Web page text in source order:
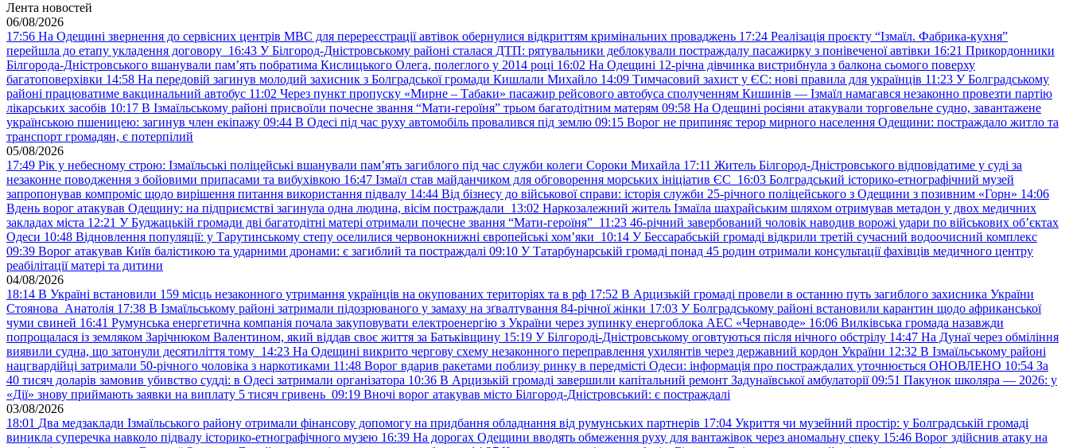
Лента новостей
06/08/2026
17:56 На Одещині звернення до сервісних центрів МВС для перереєстрації автівок обернулися відкриттям кримінальних проваджень 17:24 Реалізація проєкту “Ізмаїл. Фабрика-кухня”
перейшла до етапу укладення договору 16:43 У Білгород-Дністровському районі сталася ДТП: рятувальники деблокували постраждалу пасажирку з понівеченої автівки 16:21 Прикордонники
Білгорода-Дністровського вшанували пам’ять побратима Кислицького Олега, полеглого у 2014 році 16:02 На Одещині 12-річна дівчинка вистрибнула з балкона сьомого поверху
багатоповерхівки 14:58 На передовій загинув молодий захисник з Болградської громади Кишлали Михайло 14:09 Тимчасовий захист у ЄС: нові правила для українців 11:23 У Болградському
районі працюватиме вакцинальний автобус 11:02 Через пункт пропуску «Мирне – Табаки» пасажир рейсового автобуса сполученням Кишинів — Ізмаїл намагався незаконно провезти партію
лікарських засобів 10:17 В Ізмаїльському районі присвоїли почесне звання “Мати-героїня” трьом багатодітним матерям 09:58 На Одещині росіяни атакували торговельне судно, завантажене
українською пшеницею: загинув член екіпажу 09:44 В Одесі під час руху автомобіль провалився під землю 09:15 Ворог не припиняє терор мирного населення Одещини: постраждало житло та
транспорт громадян, є потерпілий
05/08/2026
17:49 Рік у небесному строю: Ізмаїльські поліцейські вшанували пам’ять загиблого під час служби колеги Сороки Михайла 17:11 Житель Білгород-Дністровського відповідатиме у суді за
незаконне поводження з бойовими припасами та вибухівкою 16:47 Ізмаїл став майданчиком для обговорення морських ініціатив ЄС 16:03 Болградський історико-етнографічний музей
запропонував компроміс щодо вирішення питання використання підвалу 14:44 Від бізнесу до військової справи: історія служби 25-річного поліцейського з Одещини з позивним «Горн» 14:06
Вдень ворог атакував Одещину: на підприємстві загинула одна людина, вісім постраждали 13:02 Наркозалежний житель Ізмаїла шахрайським шляхом отримував метадон у двох медичних
закладах міста 12:21 У Буджацькій громади дві багатодітні матері отримали почесне звання “Мати-героїня” 11:23 46-річний завербований чоловік наводив ворожі удари по військових обʼєктах
Одеси 10:48 Відновлення популяції: у Тарутинському степу оселилися червонокнижні європейські хом’яки 10:14 У Бессарабській громаді відкрили третій сучасний водоочисний комплекс
09:39 Ворог атакував Київ балістикою та ударними дронами: є загиблий та постраждалі 09:10 У Татарбунарській громаді понад 45 родин отримали консультації фахівців медичного центру
реабілітації матері та дитини
04/08/2026
18:14 В Україні встановили 159 місць незаконного утримання українців на окупованих територіях та в рф 17:52 В Арцизькій громаді провели в останню путь загиблого захисника України
Стоянова Анатолія 17:38 В Ізмаїльському районі затримали підозрюваного у замаху на зґвалтування 84-річної жінки 17:03 У Болградському районі встановили карантин щодо африканської
чуми свиней 16:41 Румунська енергетична компанія почала закуповувати електроенергію з України через зупинку енергоблока АЕС «Чернаводе» 16:06 Вилківська громада назавжди
попрощалася із земляком Зарічнюком Валентином, який віддав своє життя за Батьківщину 15:19 У Білгороді-Дністровському оговтуються після нічного обстрілу 14:47 На Дунаї через обміління
виявили судна, що затонули десятиліття тому 14:23 На Одещині викрито чергову схему незаконного переправлення ухилянтів через державний кордон України 12:32 В Ізмаїльському районі
нацгвардійці затримали 50-річного чоловіка з наркотиками 11:48 Ворог вдарив ракетами поблизу ринку в передмісті Одеси: інформація про постраждалих уточнюється ОНОВЛЕНО 10:54 За
40 тисяч доларів замовив убивство судді: в Одесі затримали організатора 10:36 В Арцизькій громаді завершили капітальний ремонт Задунаївської амбулаторії 09:51 Пакунок школяра — 2026: у
«Дії» знову приймають заявки на виплату 5 тисяч гривень 09:19 Вночі ворог атакував місто Білгород-Дністровський: є постраждалі
03/08/2026
18:01 Два медзаклади Ізмаїльського району отримали фінансову допомогу на придбання обладнання від румунських партнерів 17:04 Укриття чи музейний простір: у Болградській громаді
виникла суперечка навколо підвалу історико-етнографічного музею 16:39 На дорогах Одещини вводять обмеження руху для вантажівок через аномальну спеку 15:46 Ворог здійснив атаку на